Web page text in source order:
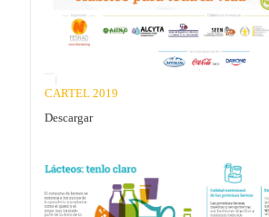
CARTEL 2019
Descargar